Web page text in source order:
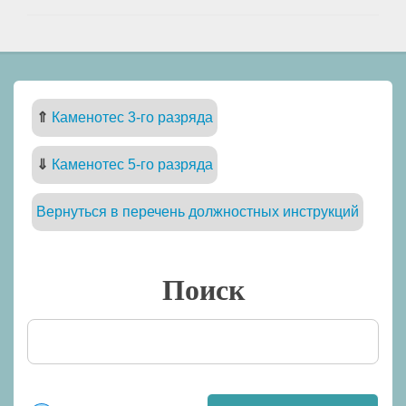
⇑ Каменотес 3-го разряда
⇓ Каменотес 5-го разряда
Вернуться в перечень должностных инструкций
Поиск